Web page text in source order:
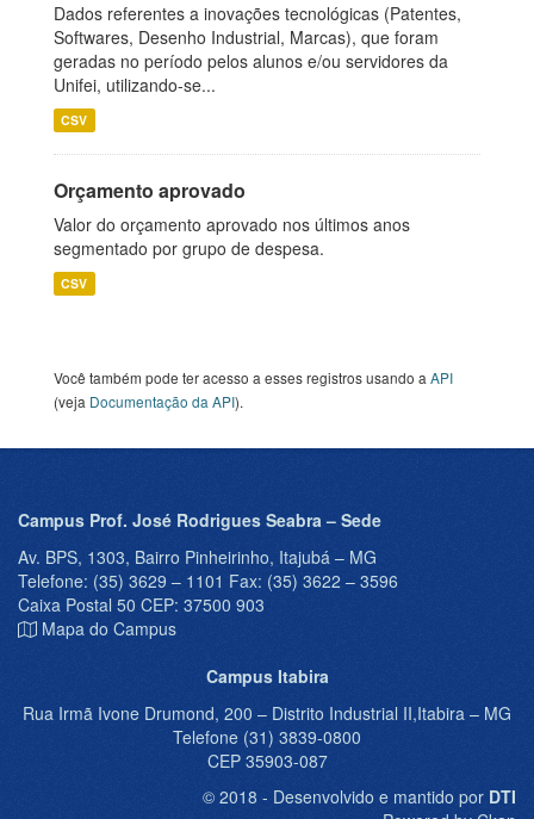
Dados referentes a inovações tecnológicas (Patentes,
Softwares, Desenho Industrial, Marcas), que foram
geradas no período pelos alunos e/ou servidores da
Unifei, utilizando-se...
CSV
Orçamento aprovado
Valor do orçamento aprovado nos últimos anos
segmentado por grupo de despesa.
CSV
Você também pode ter acesso a esses registros usando a API
(veja Documentação da API).
Campus Prof. José Rodrigues Seabra – Sede
Av. BPS, 1303, Bairro Pinheirinho, Itajubá – MG
Telefone: (35) 3629 – 1101 Fax: (35) 3622 – 3596
Caixa Postal 50 CEP: 37500 903
Mapa do Campus
Campus Itabira
Rua Irmã Ivone Drumond, 200 – Distrito Industrial II,Itabira – MG
Telefone (31) 3839-0800
CEP 35903-087
© 2018 - Desenvolvido e mantido por DTI